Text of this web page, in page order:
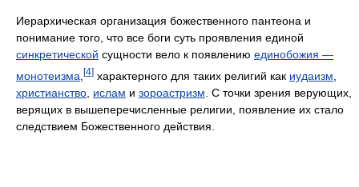
Иерархическая организация божественного пантеона и
понимание того, что все боги суть проявления единой
синкретической сущности вело к появлению единобожия —
монотеизма [4] характерного для таких религий как иудаизм
христианство ислам и зороастризм . С точки зрения верующих,
верящих в вышеперечисленные религии, появление их стало
следствием Божественного действия.